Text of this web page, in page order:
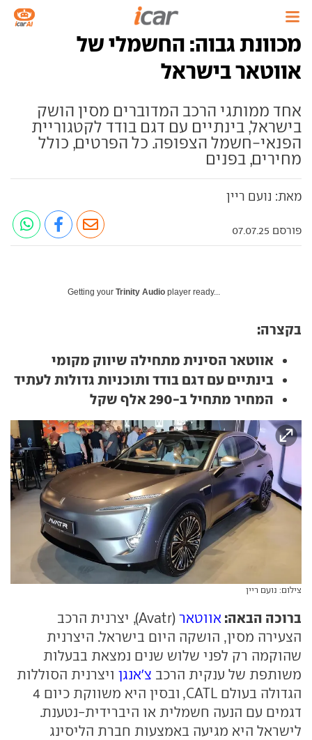
מכוונת גבוה: החשמלי של
אווטאר בישראל
אחד ממותגי הרכב המדוברים מסין הושק
בישראל, בינתיים עם דגם בודד לקטגוריית
הפנאי-חשמל הצפופה. כל הפרטים, כולל
מחירים, בפנים
מאת: נועם ריין
פורסם 07.07.25
Getting your Trinity Audio player ready...
בקצרה:
אווטאר הסינית מתחילה שיווק מקומי
בינתיים עם דגם בודד ותוכניות גדולות לעתיד
המחיר מתחיל ב-290 אלף שקל
צילום: נועם ריין
ברוכה הבאה: אווטאר
(Avatr), יצרנית הרכב
הצעירה מסין, הושקה היום בישראל. היצרנית
שהוקמה רק לפני שלוש שנים נמצאת בבעלות
משותפת של ענקית הרכב צ'אנגן ויצרנית הסוללות
הגדולה בעולם CATL, ובסין היא משווקת כיום 4
דגמים עם הנעה חשמלית או היברידית-נטענת.
לישראל היא מגיעה באמצעות חברת הליסינג